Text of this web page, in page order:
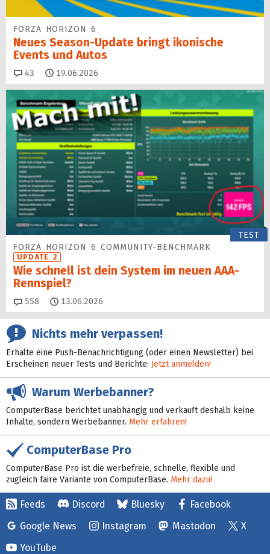
FORZA HORIZON 6
Neues Season-Update bringt ikonische
Events und Autos
43 Kommentare
19.06.2026
TEST
FORZA HORIZON 6 COMMUNITY-BENCHMARK
UPDATE 2
Wie schnell ist dein System im neuen AAA-
Rennspiel?
558 Kommentare
13.06.2026
Nichts mehr verpassen!
Erhalte eine Push-Benachrichtigung (oder einen Newsletter) bei
Erscheinen neuer Tests und Berichte: Jetzt anmelden!
Warum Werbebanner?
ComputerBase berichtet unabhängig und verkauft deshalb keine
Inhalte, sondern Werbebanner. Mehr erfahren!
ComputerBase Pro
ComputerBase Pro ist die werbefreie, schnelle, flexible und
zugleich faire Variante von ComputerBase. Mehr dazu!
Feeds Discord Bluesky
Facebook
Google News
Instagram Mastodon
X
YouTube